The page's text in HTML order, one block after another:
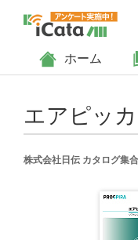
ホーム
エアピッ
株式会社日伝 カタログ集